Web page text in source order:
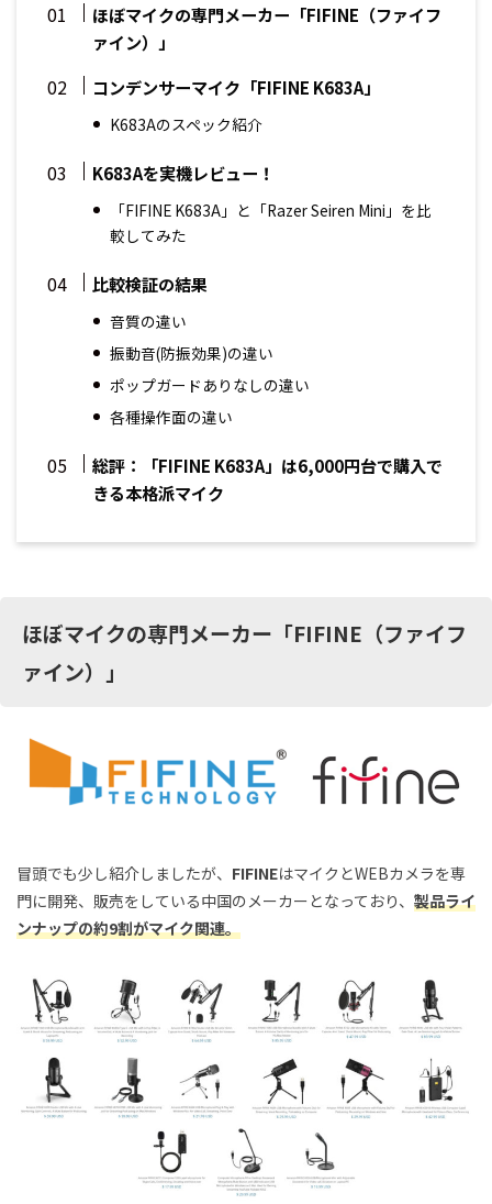
ほぼマイクの専門メーカー「FIFINE（ファイフ
ァイン）」
コンデンサーマイク「FIFINE K683A」
K683Aのスペック紹介
K683Aを実機レビュー！
「FIFINE K683A」と「Razer Seiren Mini」を比
較してみた
比較検証の結果
音質の違い
振動音(防振効果)の違い
ポップガードありなしの違い
各種操作面の違い
総評：「FIFINE K683A」は6,000円台で購入で
きる本格派マイク
ほぼマイクの専門メーカー「FIFINE（ファイフ
ァイン）」
冒頭でも少し紹介しましたが、 FIFINEはマイクとWEBカメラを専
門に開発、販売をしている中国のメーカーとなっており、 製品ライ
ンナップの約9割がマイク関連。